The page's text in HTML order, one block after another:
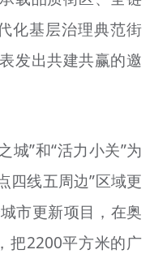
化基层治理典范街
发出共建共赢的邀
城”和“活力小关”为
四线五周边”区域更
市更新项目，在奥
把2200平方米的广